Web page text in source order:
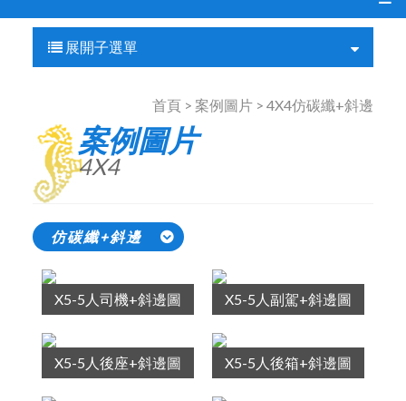
展開子選單
首頁 > 案例圖片 > 4X4仿碳纖+斜邊
案例圖片
4X4
仿碳纖+斜邊
X5-5人司機+斜邊圖 X5-5人副駕+斜邊圖
X5-5人後座+斜邊圖 X5-5人後箱+斜邊圖